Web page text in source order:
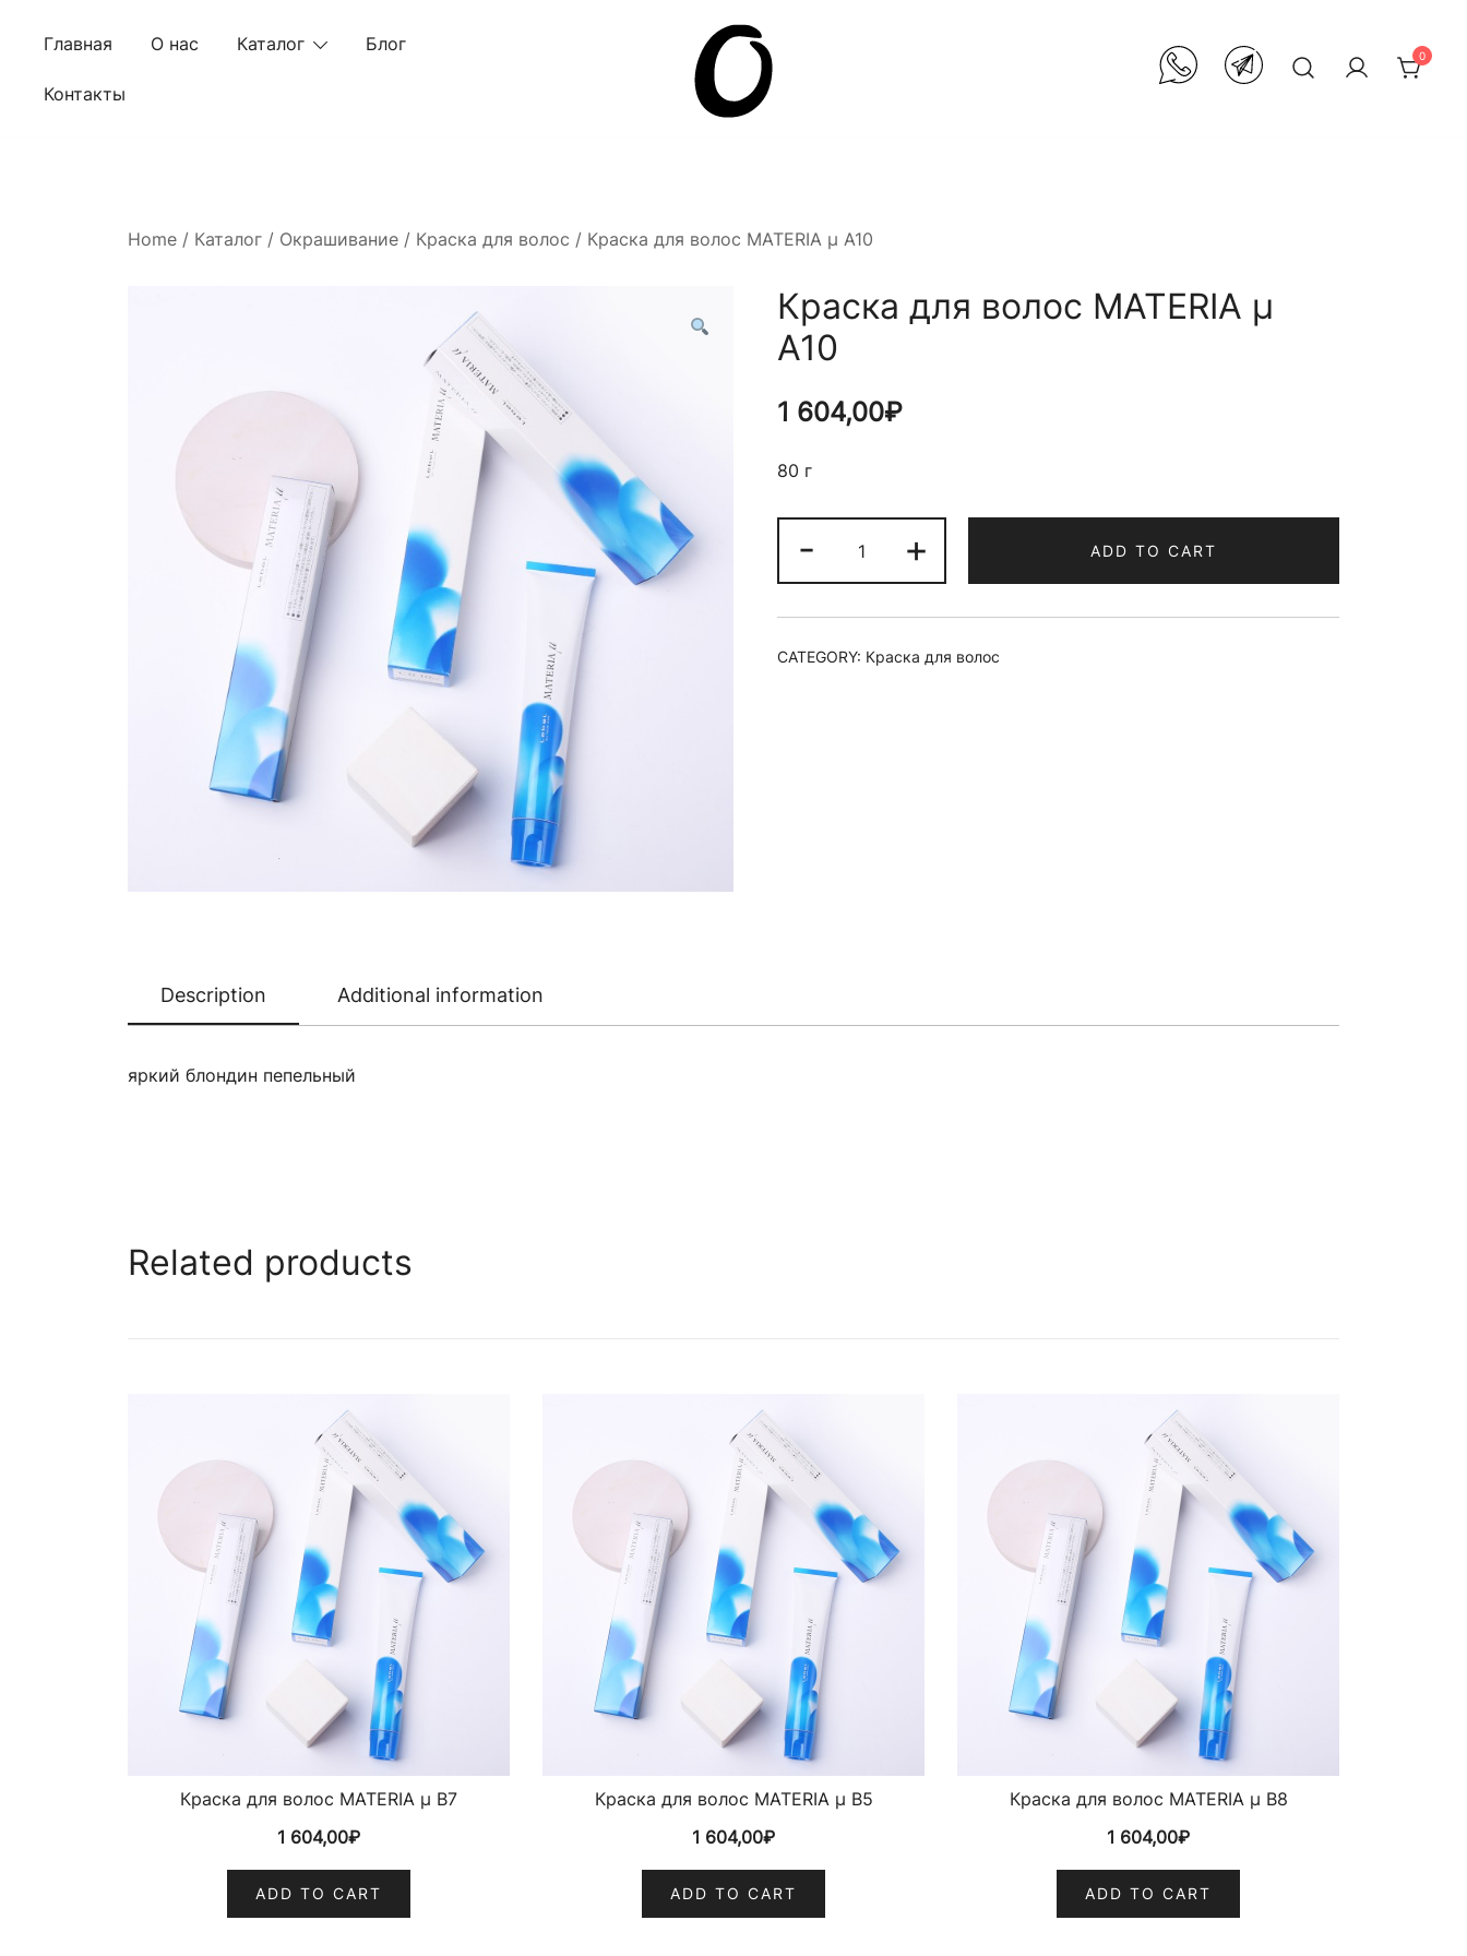
Главная О нас Каталог Блог
Контакты
0
Home / Каталог / Окрашивание / Краска для волос / Краска для волос MATERIA µ A10
Краска для волос MATERIA µ
A10
1 604,00₽
80 г
-
для
волос
MATERIA
µ
+ ADD TO CART
CATEGORY: Краска для волос
Description Additional information
яркий блондин пепельный
Related products
Краска для волос MATERIA µ B7
1 604,00₽
ADD TO CART
Краска для волос MATERIA µ B5
1 604,00₽
ADD TO CART
Краска для волос MATERIA µ B8
1 604,00₽
ADD TO CART